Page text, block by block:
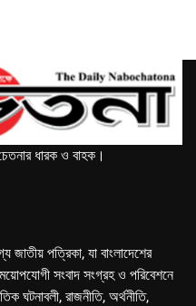
ধারক ও বাহক।
পত্রিকা, যা বাংলাদেশের
সংবাদ সংগ্রহ ও পরিবেশনে
ঘটনাবলী, রাজনীতি, অর্থনীতি,